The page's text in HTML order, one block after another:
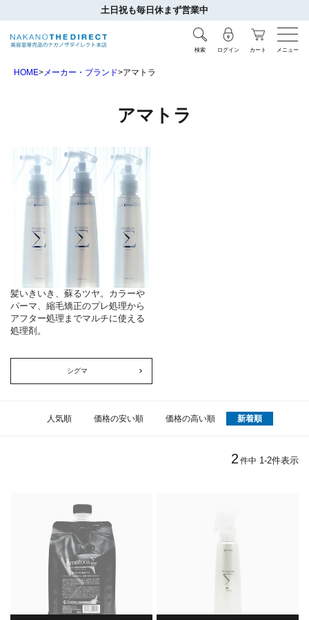
土日祝も毎日休まず営業中
検索 ログイン カート メニュー
HOME メーカー・ブランド アマトラ
アマトラ
髪いきいき、蘇るツヤ。カラーや
パーマ、縮毛矯正のプレ処理から
アフター処理までマルチに使える
処理剤。
シグマ
人気順 価格の安い順 価格の高い順 新着順
2 件中 1-2件表示